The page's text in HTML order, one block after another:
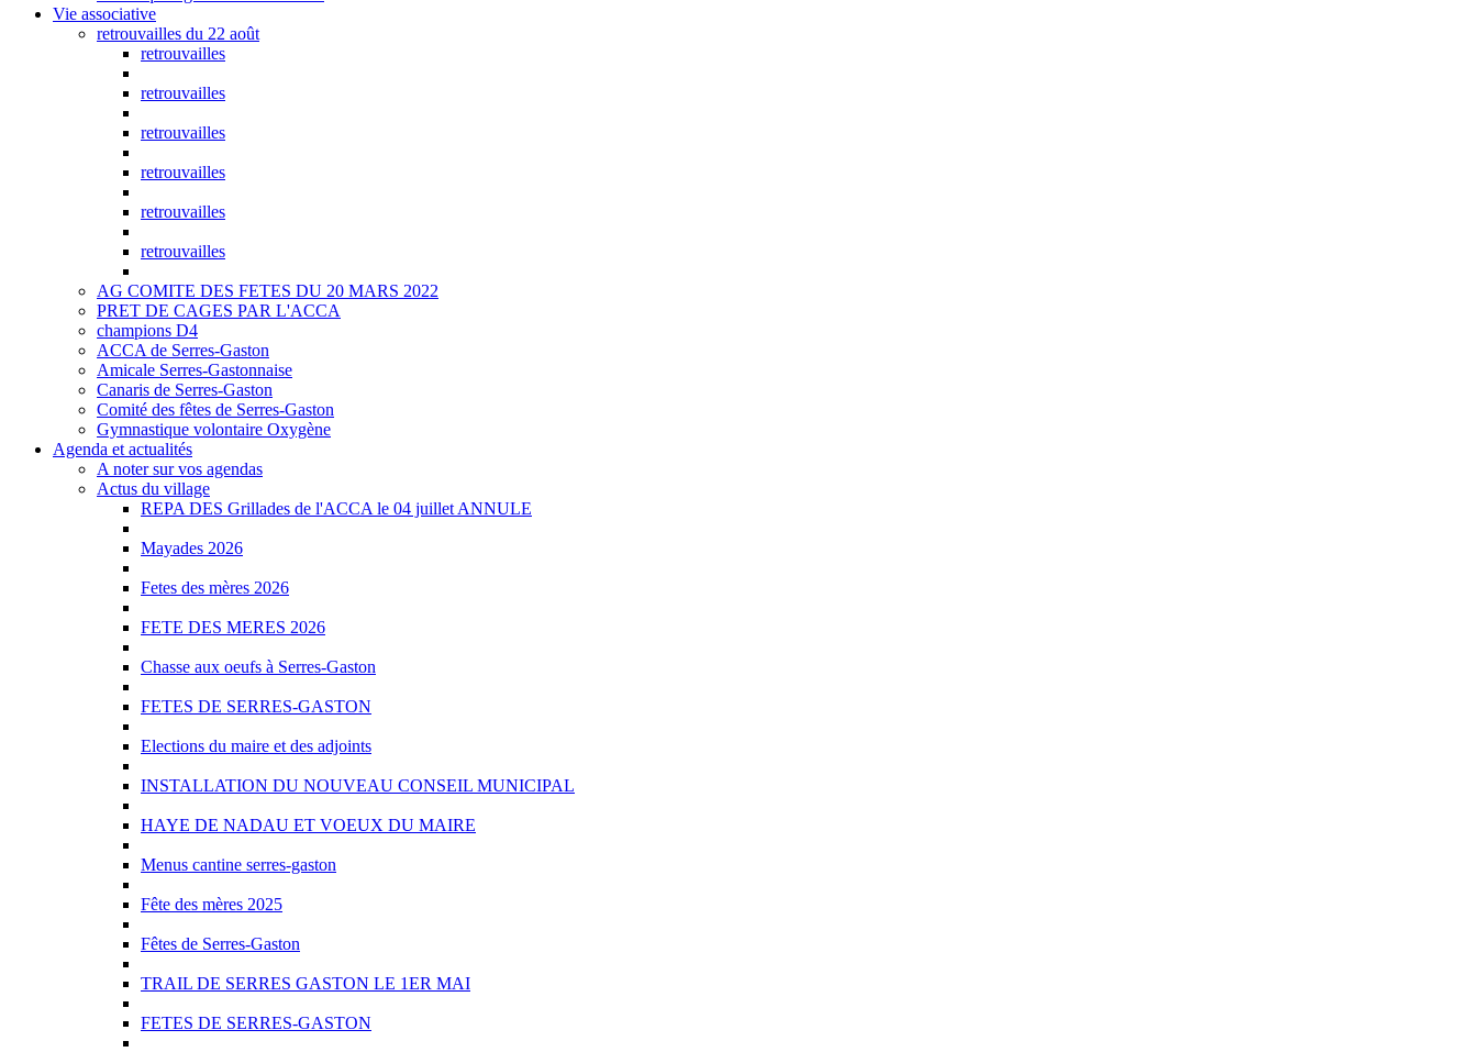
Vie associative
retrouvailles du 22 août
retrouvailles
retrouvailles
retrouvailles
retrouvailles
retrouvailles
retrouvailles
AG COMITE DES FETES DU 20 MARS 2022
PRET DE CAGES PAR L'ACCA
champions D4
ACCA de Serres-Gaston
Amicale Serres-Gastonnaise
Canaris de Serres-Gaston
Comité des fêtes de Serres-Gaston
Gymnastique volontaire Oxygène
Agenda et actualités
A noter sur vos agendas
Actus du village
REPA DES Grillades de l'ACCA le 04 juillet ANNULE
Mayades 2026
Fetes des mères 2026
FETE DES MERES 2026
Chasse aux oeufs à Serres-Gaston
FETES DE SERRES-GASTON
Elections du maire et des adjoints
INSTALLATION DU NOUVEAU CONSEIL MUNICIPAL
HAYE DE NADAU ET VOEUX DU MAIRE
Menus cantine serres-gaston
Fête des mères 2025
Fêtes de Serres-Gaston
TRAIL DE SERRES GASTON LE 1ER MAI
FETES DE SERRES-GASTON